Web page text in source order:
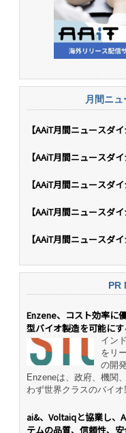
月間ニ
【AAiT月間ニュースダ
【AAiT月間ニュースダ
【AAiT月間ニュースダ
【AAiT月間ニュースダ
【AAiT月間ニュースダ
PR
Enzene、コスト効率に
型バイオ製造を可能に
ト「NeX™」 をリリース
イン
をリ
の開
Enzeneは、政府、機関
わず世界クラスのバイ
デル「NeX™」の立ち上
あるEnzeneX®
ai&、Voltaiqと協業し、
テムの品質、信頼性、